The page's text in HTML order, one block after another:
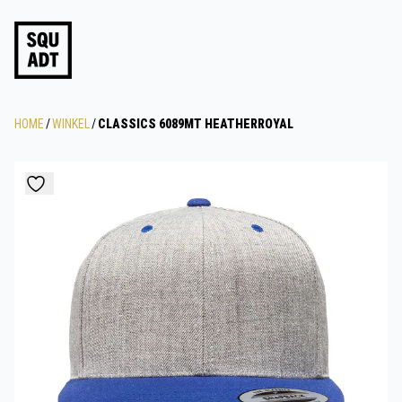
HOME/WINKEL /CLASSICS 6089MT HEATHERROYAL